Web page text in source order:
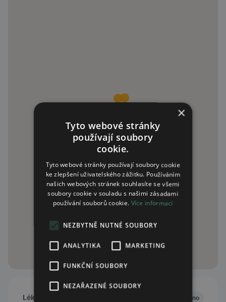
Lékárna U Zlatého Slunce Zavřeno
×
Tyto webové stránky
používají soubory
cookie.
Tyto webové stránky používají soubory cookie
ke zlepšení uživatelského zážitku. Používáním
našich webových stránek souhlasíte se všemi
soubory cookie v souladu s našimi zásadami
používání souborů cookie. Více informací
NEZBYTNĚ NUTNÉ SOUBORY
ANALYTIKA MARKETING
FUNKČNÍ SOUBORY
NEZAŘAZENÉ SOUBORY